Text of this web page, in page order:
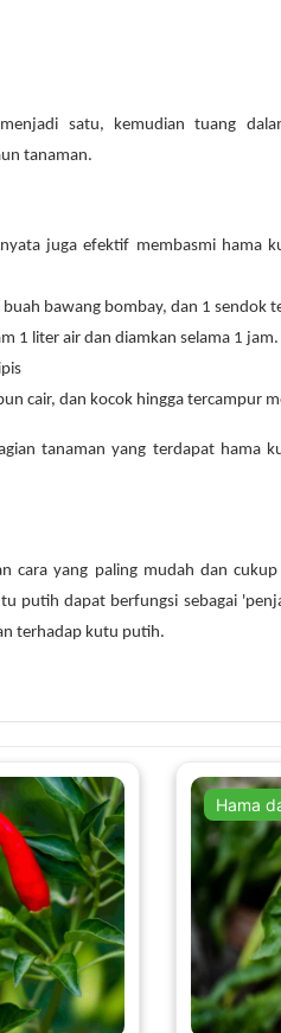
satu, kemudian tuang
tanaman.
juga efektif membasmi hama
bawang bombay, dan 1 sendok
1 liter air dan diamkan selama 1 jam.
cair, dan kocok hingga tercampur
tanaman yang terdapat hama
cara yang paling mudah dan
putih dapat berfungsi sebagai
terhadap kutu putih.
Hama